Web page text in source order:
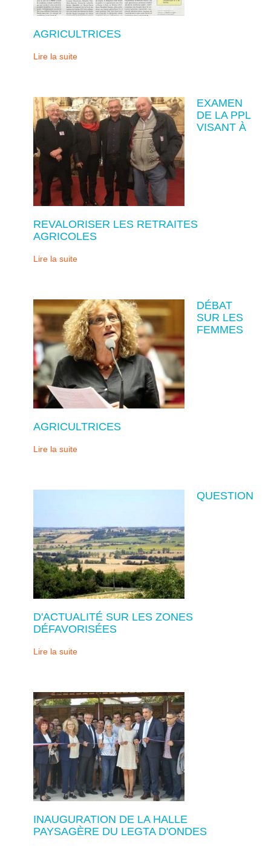
AGRICULTRICES
Lire la suite
EXAMEN
DE LA PPL
VISANT À
REVALORISER LES RETRAITES
AGRICOLES
Lire la suite
DÉBAT
SUR LES
FEMMES
AGRICULTRICES
Lire la suite
QUESTION
D'ACTUALITÉ SUR LES ZONES
DÉFAVORISÉES
Lire la suite
INAUGURATION DE LA HALLE
PAYSAGÈRE DU LEGTA D'ONDES